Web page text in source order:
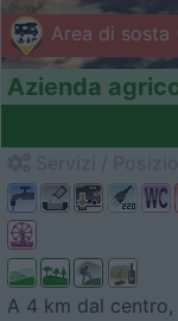
Area di sosta
Azienda
A 4 km dal